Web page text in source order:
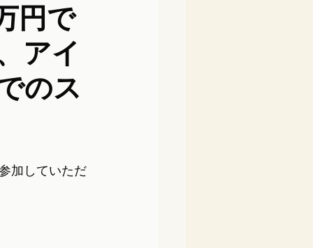
円で
アイ
のス
加していただ